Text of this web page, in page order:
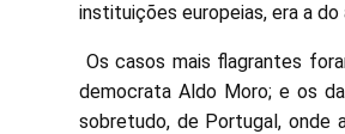
instituições europeias, era a
Os casos mais flagrantes
democrata Aldo Moro; e os
sobretudo, de Portugal, onde